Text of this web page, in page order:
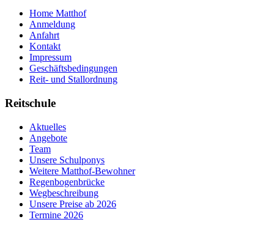
Home Matthof
Anmeldung
Anfahrt
Kontakt
Impressum
Geschäftsbedingungen
Reit- und Stallordnung
Reitschule
Aktuelles
Angebote
Team
Unsere Schulponys
Weitere Matthof-Bewohner
Regenbogenbrücke
Wegbeschreibung
Unsere Preise ab 2026
Termine 2026